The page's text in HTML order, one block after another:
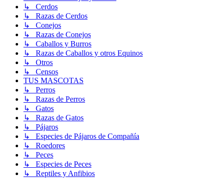
↳ Cerdos
↳ Razas de Cerdos
↳ Conejos
↳ Razas de Conejos
↳ Caballos y Burros
↳ Razas de Caballos y otros Equinos
↳ Otros
↳ Censos
TUS MASCOTAS
↳ Perros
↳ Razas de Perros
↳ Gatos
↳ Razas de Gatos
↳ Pájaros
↳ Especies de Pájaros de Compañía
↳ Roedores
↳ Peces
↳ Especies de Peces
↳ Reptiles y Anfibios